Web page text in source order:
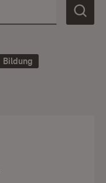
Bildung